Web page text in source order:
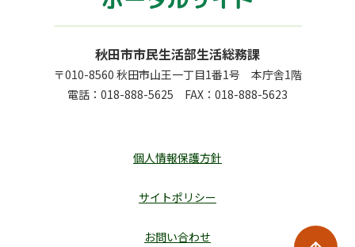
秋田市市民生活部生活総務課
〒010-8560 秋田市山王一丁目1番1号 本庁舎1階
電話： 018-888-5625 FAX： 018-888-5623
個人情報保護方針
サイトポリシー
お問い合わせ